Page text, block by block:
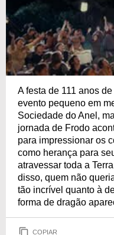
A festa de 111 anos
evento pequeno em
Sociedade do Anel,
jornada de Frodo
para impressionar os
como herança para
atravessar toda a
disso, quem não
tão incrível quanto à
forma de dragão
COPIAR